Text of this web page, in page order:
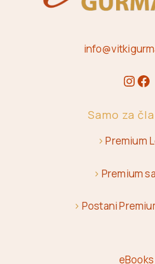
Samo za
>Premium
> Premium
> Postani
eBooks